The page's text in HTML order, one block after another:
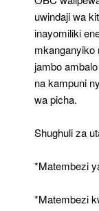
uwindaji wa
inayomiliki
mkanganyiko
jambo
na kampuni
wa picha.
Shughuli za
*Matembezi
*Matembezi